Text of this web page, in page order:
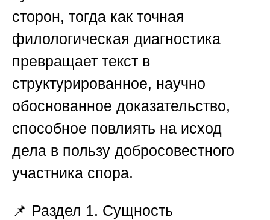
сторон, тогда как точная
филологическая диагностика
превращает текст в
структурированное, научно
обоснованное доказательство,
способное повлиять на исход
дела в пользу добросовестного
участника спора.
📌 Раздел 1. Сущность